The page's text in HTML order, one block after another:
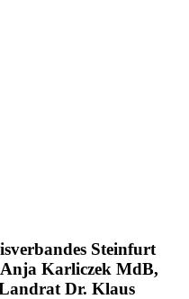
Steinfurt
Karliczek MdB,
Dr. Klaus